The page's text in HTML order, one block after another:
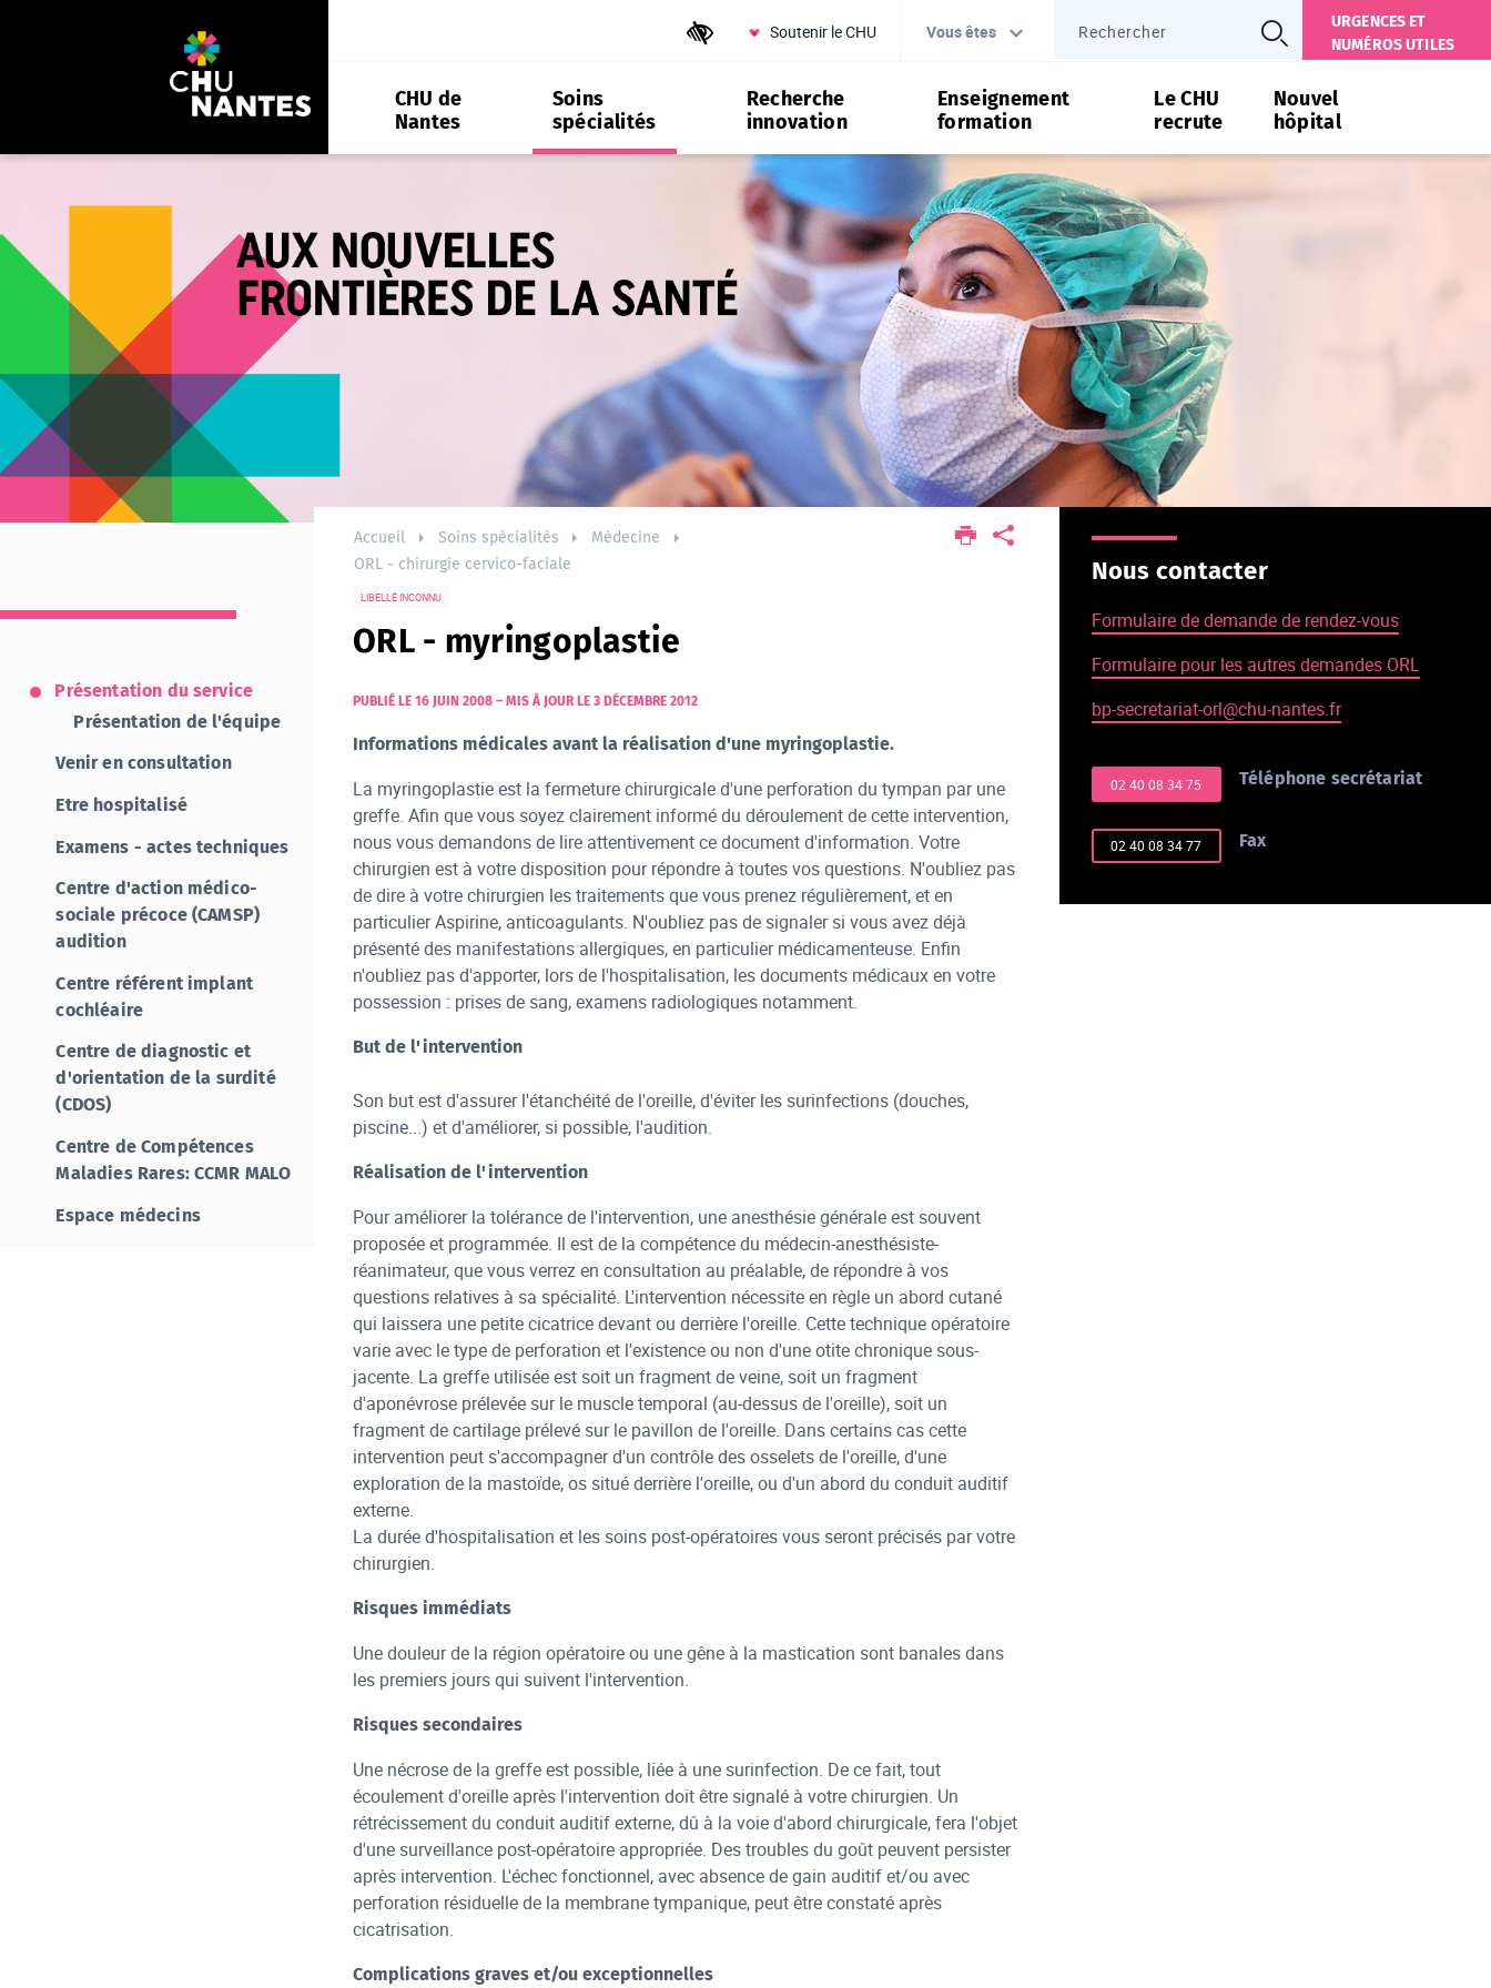
Outils d'accessibilité
Soutenir le CHU Vous êtes
URGENCES ET
NUMÉROS UTILES
CHU de
Nantes
Soins
spécialités
Recherche
innovation
Enseignement
formation
Le CHU
recrute
Nouvel
hôpital
Accueil Soins spécialités
Médecine
ORL - chirurgie cervico-faciale
LIBELLÉ INCONNU
ORL - myringoplastie
PUBLIÉ LE 16 JUIN 2008 – MIS À JOUR LE 3 DÉCEMBRE 2012
Informations médicales avant la réalisation d'une myringoplastie.
La myringoplastie est la fermeture chirurgicale d'une perforation du tympan par une
greffe. Afin que vous soyez clairement informé du déroulement de cette intervention,
nous vous demandons de lire attentivement ce document d'information. Votre
chirurgien est à votre disposition pour répondre à toutes vos questions. N'oubliez pas
de dire à votre chirurgien les traitements que vous prenez régulièrement, et en
particulier Aspirine, anticoagulants. N'oubliez pas de signaler si vous avez déjà
présenté des manifestations allergiques, en particulier médicamenteuse. Enfin
n'oubliez pas d'apporter, lors de l'hospitalisation, les documents médicaux en votre
possession : prises de sang, examens radiologiques notamment.
But de l'intervention
Son but est d'assurer l'étanchéité de l'oreille, d'éviter les surinfections (douches,
piscine...) et d'améliorer, si possible, l'audition.
Réalisation de l'intervention
Pour améliorer la tolérance de l'intervention, une anesthésie générale est souvent
proposée et programmée. Il est de la compétence du médecin-anesthésiste-
réanimateur, que vous verrez en consultation au préalable, de répondre à vos
questions relatives à sa spécialité. L'intervention nécessite en règle un abord cutané
qui laissera une petite cicatrice devant ou derrière l'oreille. Cette technique opératoire
varie avec le type de perforation et l'existence ou non d'une otite chronique sous-
jacente. La greffe utilisée est soit un fragment de veine, soit un fragment
d'aponévrose prélevée sur le muscle temporal (au-dessus de l'oreille), soit un
fragment de cartilage prélevé sur le pavillon de l'oreille. Dans certains cas cette
intervention peut s'accompagner d'un contrôle des osselets de l'oreille, d'une
exploration de la mastoïde, os situé derrière l'oreille, ou d'un abord du conduit auditif
externe.
La durée d'hospitalisation et les soins post-opératoires vous seront précisés par votre
chirurgien.
Risques immédiats
Une douleur de la région opératoire ou une gêne à la mastication sont banales dans
les premiers jours qui suivent l'intervention.
Risques secondaires
Une nécrose de la greffe est possible, liée à une surinfection. De ce fait, tout
écoulement d'oreille après l'intervention doit être signalé à votre chirurgien. Un
rétrécissement du conduit auditif externe, dû à la voie d'abord chirurgicale, fera l'objet
d'une surveillance post-opératoire appropriée. Des troubles du goût peuvent persister
après intervention. L'échec fonctionnel, avec absence de gain auditif et/ou avec
perforation résiduelle de la membrane tympanique, peut être constaté après
cicatrisation.
Complications graves et/ou exceptionnelles
Nous contacter
Formulaire de demande de rendez-vous
Formulaire pour les autres demandes ORL
bp-secretariat-orl@chu-nantes.fr
Téléphone secrétariat
02 40 08 34 75
Fax
02 40 08 34 77
Présentation du service
Présentation de l'équipe
Venir en consultation
Etre hospitalisé
Examens - actes techniques
Centre d'action médico-
sociale précoce (CAMSP)
audition
Centre référent implant
cochléaire
Centre de diagnostic et
d'orientation de la surdité
(CDOS)
Centre de Compétences
Maladies Rares: CCMR MALO
Espace médecins